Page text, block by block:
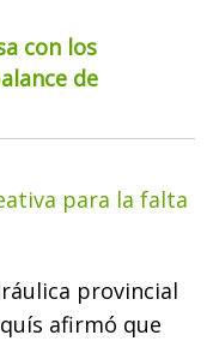
con los
de
para la falta
provincial
afirmó que